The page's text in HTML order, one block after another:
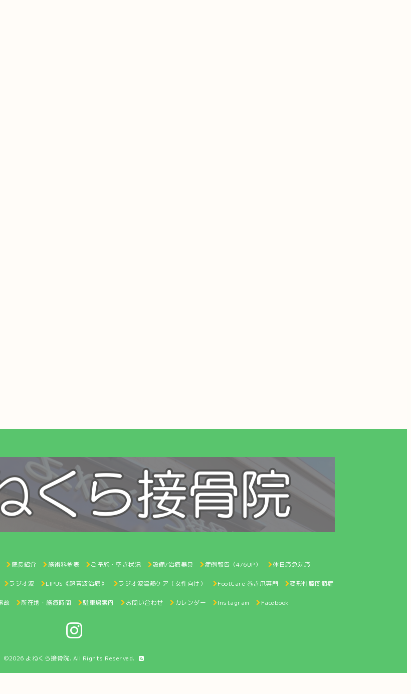
院長紹介 施術料金表 ご予約・空き状況 設備/治療器具 症例報告（4/6UP） 休日応急対応
ラジオ波 LIPUS《超音波治療》 ラジオ波温熱ケア（女性向け） FootCare 巻き爪専門 変形性膝関節症
故 所在地・施療時間 駐車場案内 お問い合わせ カレンダー Instagram Facebook
©2026 よねくら接骨院. All Rights Reserved.